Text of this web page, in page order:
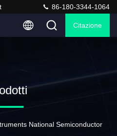
86-180-3344-1064
Citazione
National Semiconductor